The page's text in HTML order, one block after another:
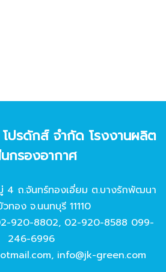
ปรดักส์ จํากัด โรงงานผลิต
กรองอากาศ
4 ถ.จันทร์ทองเอี่ยม ต.บางรักพัฒนา
ทอง จ.นนทบุรี 11110
920-8802, 02-920-8588 099-
246-6996
, info@jk-green.com